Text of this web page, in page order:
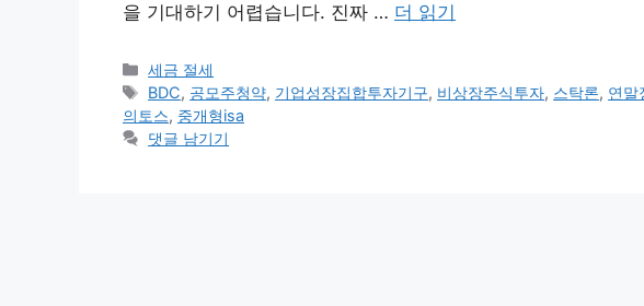
을 기대하기 어렵습니다. 진짜 … 더 읽기
카
테
고
리
세금 절세
태
그
BDC, 공모주청약, 기업성장집합투자기구, 비상장주식투자, 스탁론, 연말
의토스, 중개형isa
댓글 남기기